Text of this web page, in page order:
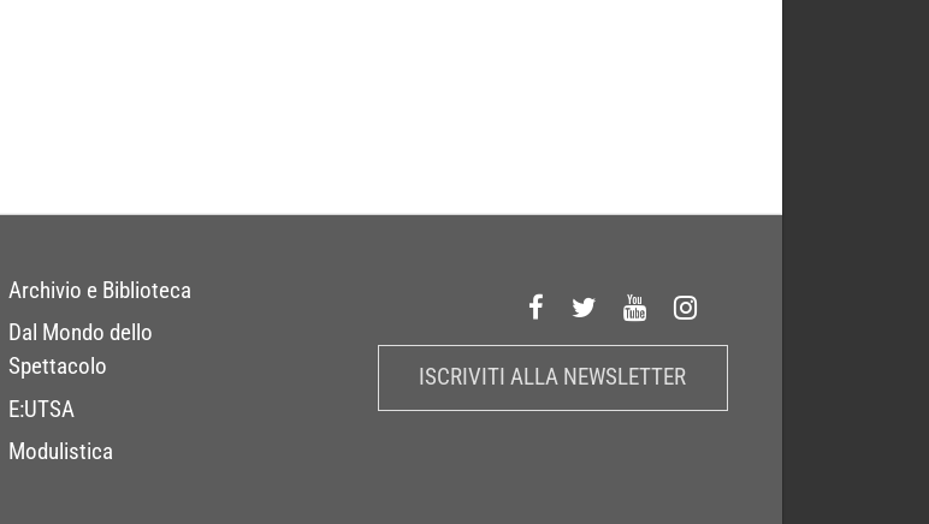
ISCRIVITI ALLA NEWSLETTER
Archivio e Biblioteca
Dal Mondo dello
Spettacolo
E:UTSA
Modulistica